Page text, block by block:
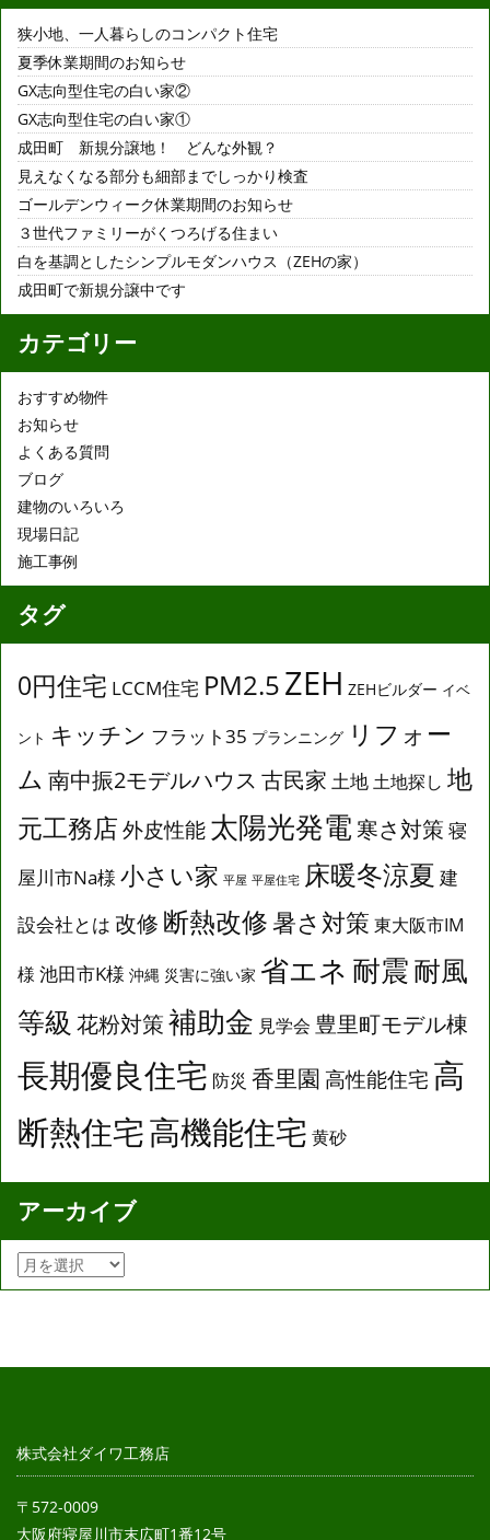
狭小地、一人暮らしのコンパクト住宅
夏季休業期間のお知らせ
GX志向型住宅の白い家②
GX志向型住宅の白い家①
成田町 新規分譲地！ どんな外観？
見えなくなる部分も細部までしっかり検査
ゴールデンウィーク休業期間のお知らせ
３世代ファミリーがくつろげる住まい
白を基調としたシンプルモダンハウス（ZEHの家）
成田町で新規分譲中です
カテゴリー
おすすめ物件
お知らせ
よくある質問
ブログ
建物のいろいろ
現場日記
施工事例
タグ
0円住宅 LCCM住宅 PM2.5ZEH ZEHビルダー イベ
ント キッチン フラット35 プランニング リフォー
ム 南中振2モデルハウス 古民家 土地土地探し 地
元工務店 外皮性能 太陽光発電寒さ対策 寝
屋川市Na様 小さい家 平屋 平屋住宅 床暖冬涼夏 建
設会社とは 改修 断熱改修暑さ対策 東大阪市IM
様 池田市K様 沖縄 災害に強い家 省エネ 耐震耐風
等級 花粉対策補助金 見学会 豊里町モデル棟
長期優良住宅 防災 香里園 高性能住宅 高
断熱住宅高機能住宅 黄砂
アーカイブ
株式会社ダイワ工務店
〒572-0009
大阪府寝屋川市末広町1番12号